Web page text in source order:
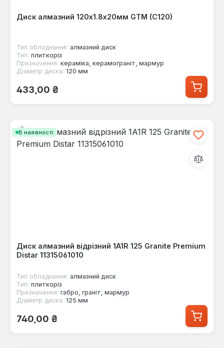
Диск алмазний 120х1.8х20мм GTM (C120)
Тип обладнання: алмазний диск
Тип: плиткоріз
Призначення: кераміка, керамограніт, мармур
Діаметр диска: 120 мм
Звичайна ціна:
433,00 ₴
В наявності
Диск алмазний відрізний 1A1R 125 Granite Premium
Distar 11315061010
Тип обладнання: алмазний диск
Тип: плиткоріз
Призначення: габро, граніт, мармур
Діаметр диска: 125 мм
Звичайна ціна:
740,00 ₴